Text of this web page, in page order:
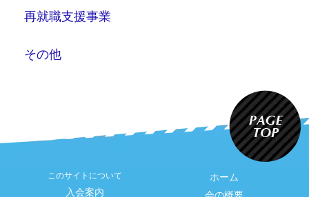
再就職支援事業
その他
このサイトについて
入会案内
ホーム
会の概要